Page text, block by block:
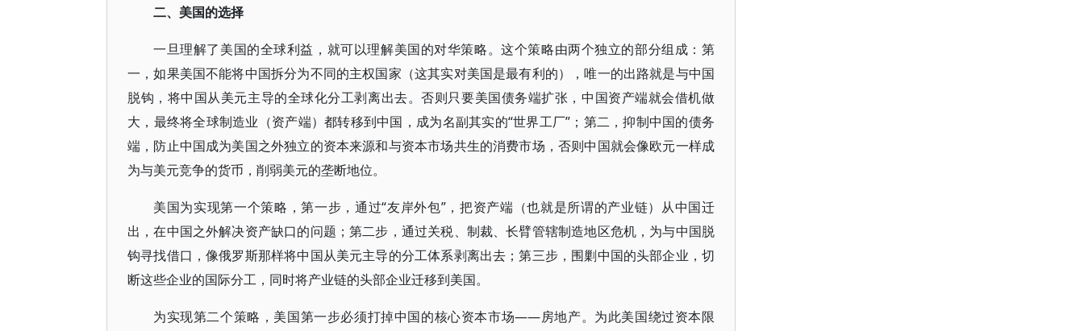
二、美国的选择
一旦理解了美国的全球利益，就可以理解美国的对华策略。这个策略由两个独立的部分组成：第
一，如果美国不能将中国拆分为不同的主权国家（这其实对美国是最有利的），唯一的出路就是与中国
脱钩，将中国从美元主导的全球化分工剥离出去。否则只要美国债务端扩张，中国资产端就会借机做
大，最终将全球制造业（资产端）都转移到中国，成为名副其实的“世界工厂”；第二，抑制中国的债务
端，防止中国成为美国之外独立的资本来源和与资本市场共生的消费市场，否则中国就会像欧元一样成
为与美元竞争的货币，削弱美元的垄断地位。
美国为实现第一个策略，第一步，通过“友岸外包”，把资产端（也就是所谓的产业链）从中国迁
出，在中国之外解决资产缺口的问题；第二步，通过关税、制裁、长臂管辖制造地区危机，为与中国脱
钩寻找借口，像俄罗斯那样将中国从美元主导的分工体系剥离出去；第三步，围剿中国的头部企业，切
断这些企业的国际分工，同时将产业链的头部企业迁移到美国。
为实现第二个策略，美国第一步必须打掉中国的核心资本市场——房地产。为此美国绕过资本限